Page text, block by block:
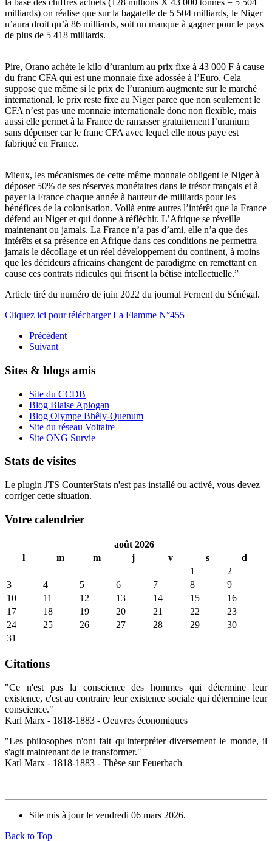
la base des chiffres actuels (128 millions X 43 000 tonnes = 5 504
milliards) on réalise que sur la bagatelle de 5 504 milliards, le Niger
n’aura droit qu’à 86 milliards, soit un manque à gagner pour le pays
de plus de 5 418 milliards.
Pire, Orano achète le kilo d’uranium au prix fixe à 43 000 F à cause
du franc CFA qui est une monnaie fixe adossée à l’Euro. Cela
suppose que même si le prix de l’uranium augmente sur le marché
international, le prix reste fixe au Niger parce que non seulement le
CFA n’est pas une monnaie internationale donc non flexible, mais
aussi elle permet à la France de ramasser gratuitement l’uranium
sans dépenser car le franc CFA avec lequel elle nous paye est
fabriqué en France.
Mieux, les mécanismes de cette même monnaie obligent le Niger à
déposer 50% de ses réserves monétaires dans le trésor français et à
payer la France chaque année à hauteur de milliards pour les
bénéfices de la colonisation. Voilà entre autres l’intérêt que la France
défend au Niger et qui donne à réfléchir. L’Afrique se réveille
maintenant ou jamais. La France n’a pas d’ami, elle n’a que des
intérêts et sa présence en Afrique dans ces conditions ne permettra
jamais le décollage et un réel développement du continent, à moins
que les décideurs africains changent de paradigme en remettant en
cause ces contrats ridicules qui frisent la bêtise intellectuelle.”
Article tiré du numéro de juin 2022 du journal Fernent du Sénégal.
Cliquez ici pour télécharger La Flamme N°455
Précédent
Suivant
Sites & blogs amis
Site du CCDB
Blog Blaise Aplogan
Blog Olympe Bhêly-Quenum
Site du réseau Voltaire
Site ONG Survie
Stats de visites
Le plugin JTS CounterStats n'est pas installé ou activé, vous devez
corriger cette situation.
Votre calendrier
août 2026
l
m m j v s
d
1
2
3
4 5 6 7 8
9
10
11 12 13 14 15
16
17
18 19 20 21 22
23
24
25 26 27 28 29
30
31
Citations
"Ce n'est pas la conscience des hommes qui détermine leur
existence, c'est au contraire leur existence sociale qui détermine leur
conscience."
Karl Marx - 1818-1883 - Oeuvres économiques
"Les philosophes n'ont fait qu'interpréter diversement le monde, il
s'agit maintenant de le transformer."
Karl Marx - 1818-1883 - Thèse sur Feuerbach
Site mis à jour le vendredi 06 mars 2026.
Back to Top